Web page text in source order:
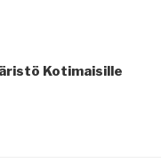
Kotimaisille